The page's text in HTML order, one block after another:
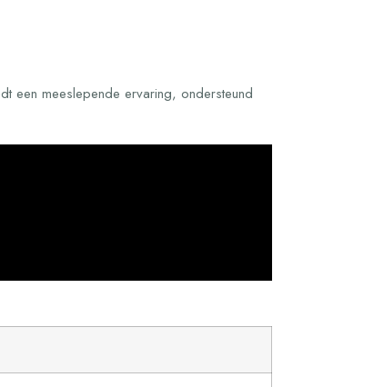
een meeslepende ervaring, ondersteund